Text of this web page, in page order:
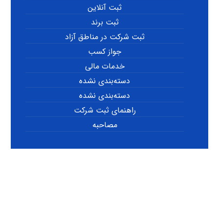
ثبت آنلاین
ثبت برند
ثبت شرکت در مناطق آزاد
جواز کسب
خدمات مالی
دسته‌بندی نشده
دسته‌بندی نشده
راهنمای ثبت شرکت
مصاحبه